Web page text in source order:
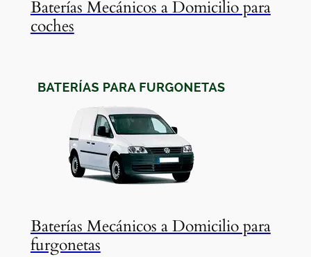
Baterías Mecánicos a Domicilio para
coches
Baterías Mecánicos a Domicilio para
furgonetas